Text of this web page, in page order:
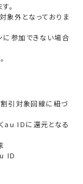
。
象外となっておりま
に参加できない場合
引対象回線に紐づ
au IDに還元となる
ID